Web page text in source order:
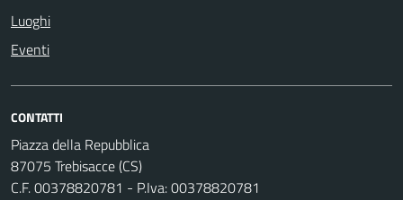
Luoghi
Eventi
CONTATTI
Piazza della Repubblica
87075 Trebisacce (CS)
C.F. 00378820781 - P.Iva: 00378820781